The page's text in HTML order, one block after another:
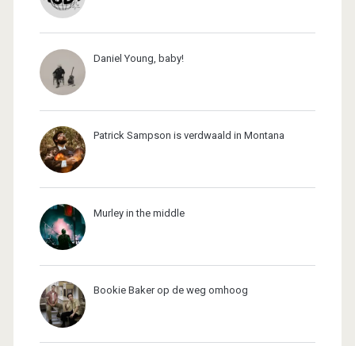
Daniel Young, baby!
Patrick Sampson is verdwaald in Montana
Murley in the middle
Bookie Baker op de weg omhoog